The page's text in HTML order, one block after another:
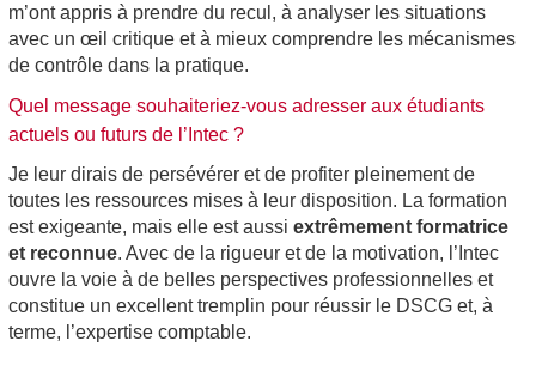
m’ont appris à prendre du recul, à analyser les situations
avec un œil critique et à mieux comprendre les mécanismes
de contrôle dans la pratique.
Quel message souhaiteriez-vous adresser aux étudiants
actuels ou futurs de l’Intec ?
Je leur dirais de persévérer et de profiter pleinement de
toutes les ressources mises à leur disposition. La formation
est exigeante, mais elle est aussi extrêmement formatrice
et reconnue. Avec de la rigueur et de la motivation, l’Intec
ouvre la voie à de belles perspectives professionnelles et
constitue un excellent tremplin pour réussir le DSCG et, à
terme, l’expertise comptable.